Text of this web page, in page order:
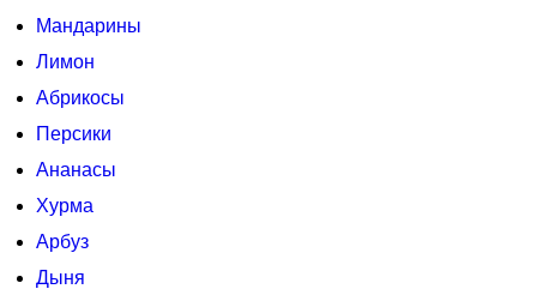
Мандарины
Лимон
Абрикосы
Персики
Ананасы
Хурма
Арбуз
Дыня